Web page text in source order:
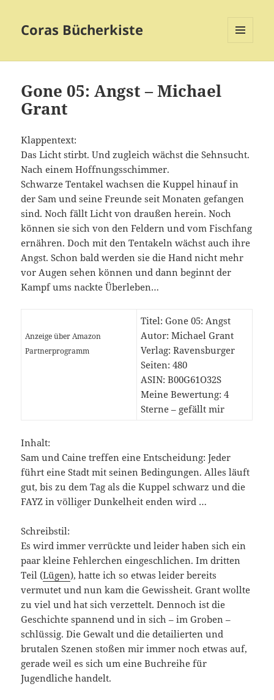
Coras Bücherkiste
Gone 05: Angst – Michael
Grant
Klappentext:
Das Licht stirbt. Und zugleich wächst die Sehnsucht.
Nach einem Hoffnungsschimmer.
Schwarze Tentakel wachsen die Kuppel hinauf in
der Sam und seine Freunde seit Monaten gefangen
sind. Noch fällt Licht von draußen herein. Noch
können sie sich von den Feldern und vom Fischfang
ernähren. Doch mit den Tentakeln wächst auch ihre
Angst. Schon bald werden sie die Hand nicht mehr
vor Augen sehen können und dann beginnt der
Kampf ums nackte Überleben…
Anzeige über Amazon
Partnerprogramm
Titel: Gone 05: Angst
Autor: Michael Grant
Verlag: Ravensburger
Seiten: 480
ASIN: B00G61O32S
Meine Bewertung: 4
Sterne – gefällt mir
Inhalt:
Sam und Caine treffen eine Entscheidung: Jeder
führt eine Stadt mit seinen Bedingungen. Alles läuft
gut, bis zu dem Tag als die Kuppel schwarz und die
FAYZ in völliger Dunkelheit enden wird …
Schreibstil:
Es wird immer verrückte und leider haben sich ein
paar kleine Fehlerchen eingeschlichen. Im dritten
Teil (Lügen), hatte ich so etwas leider bereits
vermutet und nun kam die Gewissheit. Grant wollte
zu viel und hat sich verzettelt. Dennoch ist die
Geschichte spannend und in sich – im Groben –
schlüssig. Die Gewalt und die detailierten und
brutalen Szenen stoßen mir immer noch etwas auf,
gerade weil es sich um eine Buchreihe für
Jugendliche handelt.